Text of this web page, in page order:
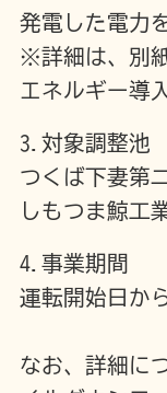
発電した電力
※詳細は、別
エネルギー導
3.対象調整池
つくば下妻第
しもつま鯨工
4.事業期間
運転開始日か
なお、詳細に